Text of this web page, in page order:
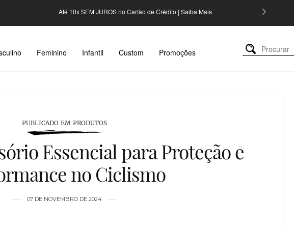
Até 10x SEM JUROS no Cartão de Crédito | Saiba Mais
Feminino Infantil Custom Promoções
PUBLICADO EM PRODUTOS
Essencial para Proteção e
no Ciclismo
07 DE NOVEMBRO DE 2024